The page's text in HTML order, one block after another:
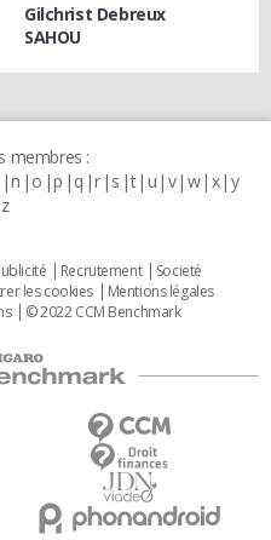
Gilchrist Debreux
SAHOU
membres :
n o p q r s t u v w x y
z
Recrutement
Societé
les cookies
Mentions légales
© 2022 CCM Benchmark